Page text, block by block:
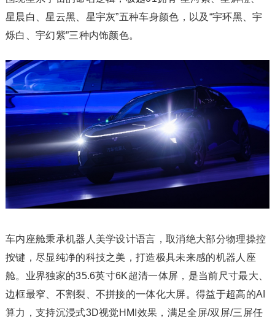
星晨白、星云黑、星宇灰”五种车身颜色，以及“宇环黑、宇
烁白、宇幻紫”三种内饰颜色。
车内座舱秉承机器人美学设计语言，取消绝大部分物理操控
按键，尽显纯净的科技之美，打造极具未来感的机器人座
舱。业界独家的35.6英寸6K超清一体屏，是当前尺寸最大、
边框最窄、不割裂、不拼接的一体化大屏。得益于超高的AI
算力，支持沉浸式3D视觉HMI效果，满足全屏/双屏/三屏任